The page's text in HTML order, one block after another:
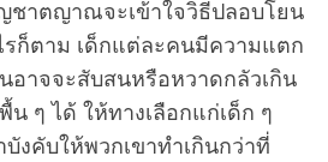
ชาตญาณจะเข้าใจวิธีปลอบโยน
รก็ตาม เด็กแต่ละคนมีความแตก
อาจจะสับสนหรือหวาดกลัวเกิน
ๆ ได้ ให้ทางเลือกแก่เด็ก ๆ
งคับให้พวกเขาทำเกินกว่าที่